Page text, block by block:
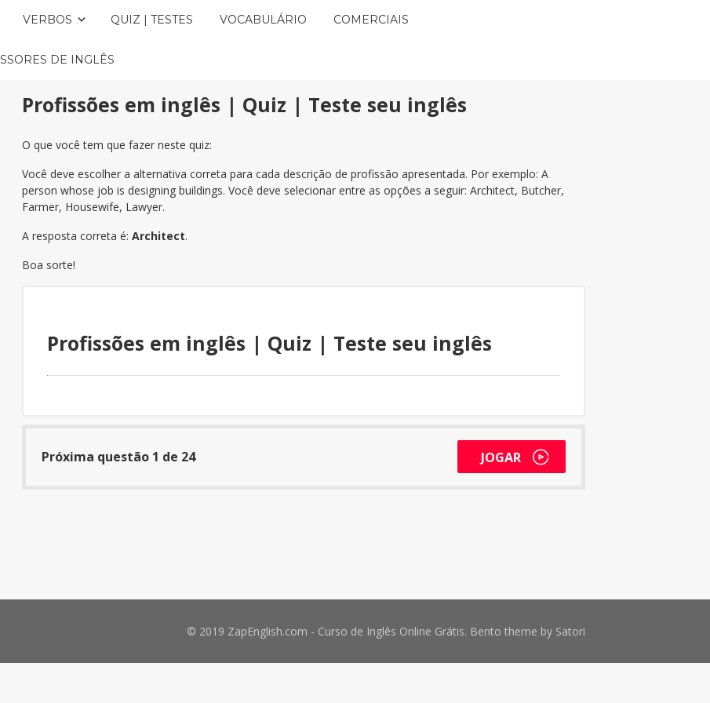
VERBOS QUIZ | TESTES VOCABULÁRIO COMERCIAIS
DE INGLÊS
Profissões em inglês | Quiz | Teste seu inglês
O que você tem que fazer neste quiz:
Você deve escolher a alternativa correta para cada descrição de profissão apresentada. Por exemplo: A
person whose job is designing buildings. Você deve selecionar entre as opções a seguir: Architect, Butcher,
Farmer, Housewife, Lawyer.
A resposta correta é: Architect.
Boa sorte!
Profissões em inglês | Quiz | Teste seu inglês
Próxima questão 1 de 24 JOGAR
© 2019 ZapEnglish.com - Curso de Inglês Online Grátis. Bento theme by Satori